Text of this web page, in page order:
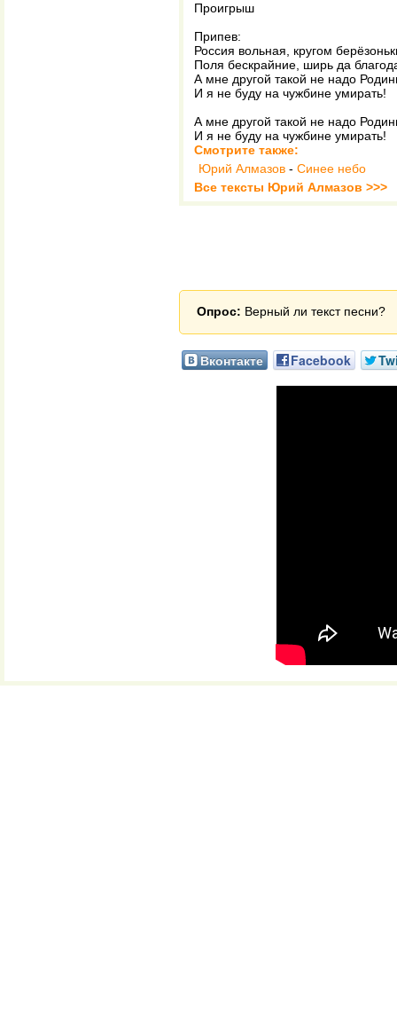
Проигрыш
Припев:
Россия вольная, кругом
Поля бескрайние, ширь да
А мне другой такой не надо
И я не буду на чужбине умирать!
А мне другой такой не надо
И я не буду на чужбине умирать!
Смотрите также:
Юрий Алмазов - Синее небо
Все тексты Юрий Алмазов >>>
Опрос: Верный ли текст песни?
Вконтакте Facebook